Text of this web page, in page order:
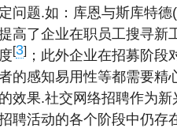
问题.如：库恩与斯库特
高了企业在职员工搜寻新
[3] ；此外企业在招募阶
的感知易用性等都需要精
效果.社交网络招聘作为
聘活动的各个阶段中仍存